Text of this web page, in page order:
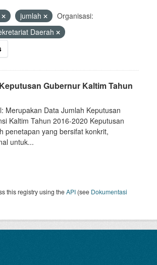
jumlah
Organisasi:
Daerah
Gubernur Kaltim Tahun
Merupakan Data Jumlah Keputusan
Kaltim Tahun 2016-2020 Keputusan
penetapan yang bersifat konkrit,
untuk...
this registry using theAPI (see Dokumentasi